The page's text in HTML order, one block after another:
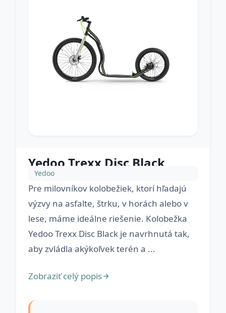
Yedoo Trexx Disc Black
Yedoo
Pre milovníkov kolobežiek, ktorí hľadajú
výzvy na asfalte, štrku, v horách alebo v
lese, máme ideálne riešenie. Kolobežka
Yedoo Trexx Disc Black je navrhnutá tak,
aby zvládla akýkoľvek terén a ...
Zobraziť celý popis